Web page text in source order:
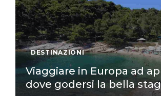
DESTINAZIONI
Viaggiare in Europa ad
dove godersi la bella